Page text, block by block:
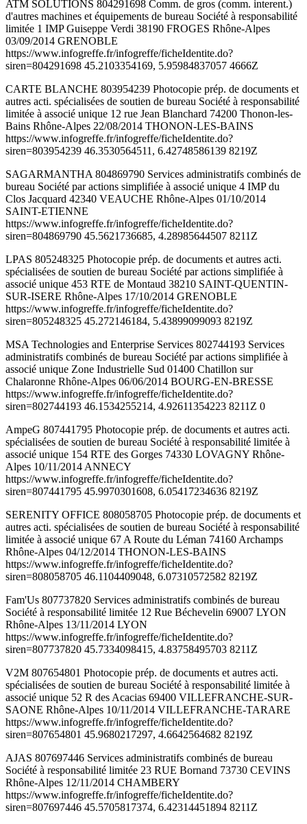
ATM SOLUTIONS 804291698 Comm. de gros (comm. interent.)
d'autres machines et équipements de bureau Société à responsabilité
limitée 1 IMP Guiseppe Verdi 38190 FROGES Rhône-Alpes
03/09/2014 GRENOBLE
https://www.infogreffe.fr/infogreffe/ficheIdentite.do?
siren=804291698 45.2103354169, 5.95984837057 4666Z
CARTE BLANCHE 803954239 Photocopie prép. de documents et
autres acti. spécialisées de soutien de bureau Société à responsabilité
limitée à associé unique 12 rue Jean Blanchard 74200 Thonon-les-
Bains Rhône-Alpes 22/08/2014 THONON-LES-BAINS
https://www.infogreffe.fr/infogreffe/ficheIdentite.do?
siren=803954239 46.3530564511, 6.42748586139 8219Z
SAGARMANTHA 804869790 Services administratifs combinés de
bureau Société par actions simplifiée à associé unique 4 IMP du
Clos Jacquard 42340 VEAUCHE Rhône-Alpes 01/10/2014
SAINT-ETIENNE
https://www.infogreffe.fr/infogreffe/ficheIdentite.do?
siren=804869790 45.5621736685, 4.28985644507 8211Z
LPAS 805248325 Photocopie prép. de documents et autres acti.
spécialisées de soutien de bureau Société par actions simplifiée à
associé unique 453 RTE de Montaud 38210 SAINT-QUENTIN-
SUR-ISERE Rhône-Alpes 17/10/2014 GRENOBLE
https://www.infogreffe.fr/infogreffe/ficheIdentite.do?
siren=805248325 45.272146184, 5.43899099093 8219Z
MSA Technologies and Enterprise Services 802744193 Services
administratifs combinés de bureau Société par actions simplifiée à
associé unique Zone Industrielle Sud 01400 Chatillon sur
Chalaronne Rhône-Alpes 06/06/2014 BOURG-EN-BRESSE
https://www.infogreffe.fr/infogreffe/ficheIdentite.do?
siren=802744193 46.1534255214, 4.92611354223 8211Z 0
AmpeG 807441795 Photocopie prép. de documents et autres acti.
spécialisées de soutien de bureau Société à responsabilité limitée à
associé unique 154 RTE des Gorges 74330 LOVAGNY Rhône-
Alpes 10/11/2014 ANNECY
https://www.infogreffe.fr/infogreffe/ficheIdentite.do?
siren=807441795 45.9970301608, 6.05417234636 8219Z
SERENITY OFFICE 808058705 Photocopie prép. de documents et
autres acti. spécialisées de soutien de bureau Société à responsabilité
limitée à associé unique 67 A Route du Léman 74160 Archamps
Rhône-Alpes 04/12/2014 THONON-LES-BAINS
https://www.infogreffe.fr/infogreffe/ficheIdentite.do?
siren=808058705 46.1104409048, 6.07310572582 8219Z
Fam'Us 807737820 Services administratifs combinés de bureau
Société à responsabilité limitée 12 Rue Béchevelin 69007 LYON
Rhône-Alpes 13/11/2014 LYON
https://www.infogreffe.fr/infogreffe/ficheIdentite.do?
siren=807737820 45.7334098415, 4.83758495703 8211Z
V2M 807654801 Photocopie prép. de documents et autres acti.
spécialisées de soutien de bureau Société à responsabilité limitée à
associé unique 52 R des Acacias 69400 VILLEFRANCHE-SUR-
SAONE Rhône-Alpes 10/11/2014 VILLEFRANCHE-TARARE
https://www.infogreffe.fr/infogreffe/ficheIdentite.do?
siren=807654801 45.9680217297, 4.6642564682 8219Z
AJAS 807697446 Services administratifs combinés de bureau
Société à responsabilité limitée 23 RUE Bornand 73730 CEVINS
Rhône-Alpes 12/11/2014 CHAMBERY
https://www.infogreffe.fr/infogreffe/ficheIdentite.do?
siren=807697446 45.5705817374, 6.42314451894 8211Z